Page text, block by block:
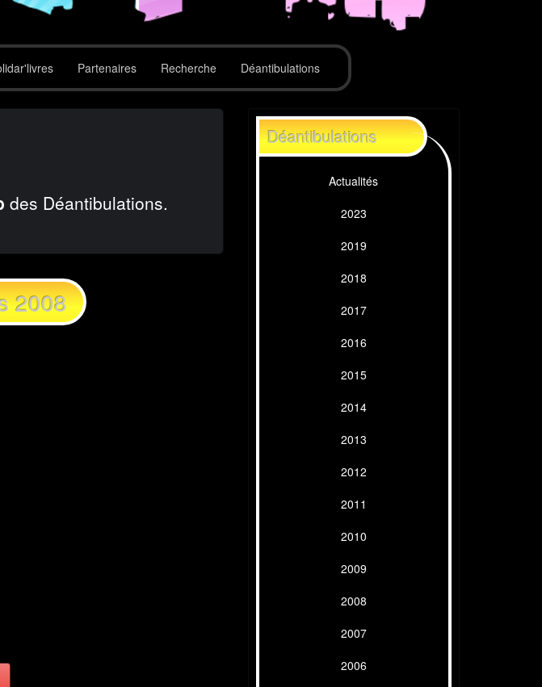
Partenaires Recherche Déantibulations
des Déantibulations.
2008
Déantibulations
Actualités
2023
2019
2018
2017
2016
2015
2014
2013
2012
2011
2010
2009
2008
2007
2006